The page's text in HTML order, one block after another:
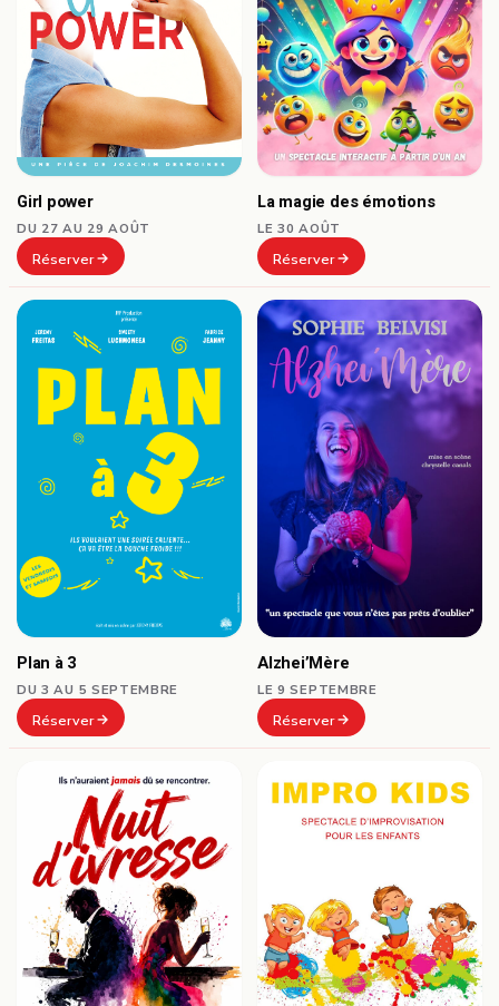
Girl power
DU 27 AU 29 AOÛT
Réserver
La magie des émotions
LE 30 AOÛT
Réserver
Plan à 3
DU 3 AU 5 SEPTEMBRE
Réserver
Alzhei’Mère
LE 9 SEPTEMBRE
Réserver